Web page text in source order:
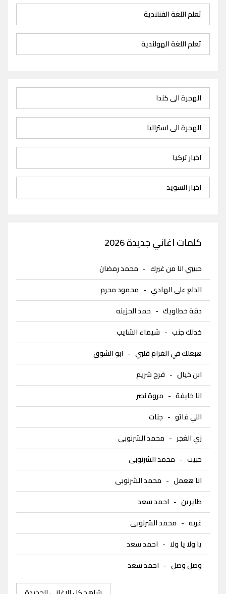
تعلم اللغة الفنلندية
تعلم اللغة الهولندية
الهجرة الى كندا
الهجرة الى استراليا
اخبار تركيا
اخبار السويد
كلمات اغاني جديدة 2026
حبيبي انا من غيرك - محمد رمضان
الدلع على الهادي - محمود محرم
دقة خطاويك - حمد الخزينه
خدلك جنب - شيماء الشايب
هبعلك في الغرام قلبي - ابو الشوق
ابن خيال - فرح شريم
انا خايفة - مروة نصر
اللي فاتو - جنات
زي الغجر - محمد الشرنوبى
حبيت - محمد الشرنوبى
انا هعمل - محمد الشرنوبى
طايرين - احمد سعد
غربه - محمد الشرنوبى
يا ولا يا ولا - احمد سعد
وصل وصل - احمد سعد